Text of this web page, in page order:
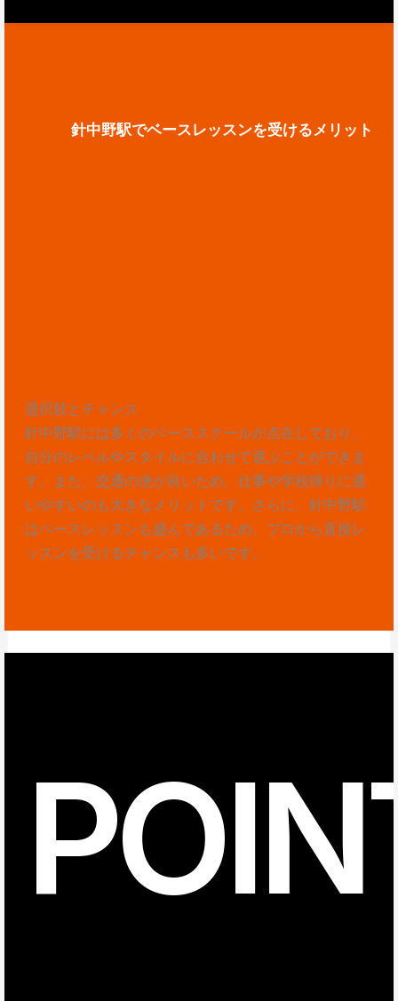
針中野駅でベースレッスンを受けるメリット
選択肢とチャンス
針中野駅には多くのベーススクールが点在しており、
自分のレベルやスタイルに合わせて選ぶことができま
す。また、交通の便が良いため、仕事や学校帰りに通
いやすいのも大きなメリットです。さらに、針中野駅
はベースレッスンも盛んであるため、プロから直接レ
ッスンを受けるチャンスも多いです。